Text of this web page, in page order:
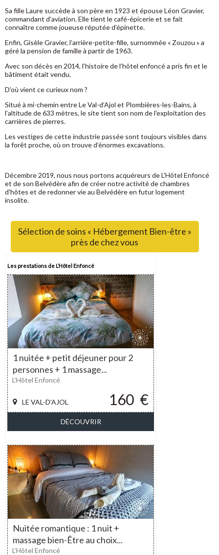
Sa fille Laure succède à son père en 1923 et épouse Léon Gravier,
commandant d’aviation. Elle tient le café-épicerie et se fait
connaître comme joueuse réputée d’épinette.
Enfin, Gisèle Gravier, l’arrière-petite-fille, surnommée « Zouzou » a
géré la pension de famille à partir de 1963.
Avec son décès en 2014, l’histoire de l’hôtel enfoncé a pris fin et le
bâtiment était vendu.
D’où vient ce curieux nom ?
Situé à mi-chemin entre Le Val-d’Ajol et Plombières-les-Bains, à
l’altitude de 633 mètres, le site tient son nom de l’exploitation des
carrières de pierres.
Les vestiges de cette industrie passée sont toujours visibles dans
la forêt proche, où on trouve d’énormes excavations.
Décembre 2019, nous nous portons acquéreurs de L'Hôtel Enfoncé
et de son Belvédère afin de créer notre activité de chambres
d'hôtes et de redonner vie au Belvédère en futur logement
insolite.
Sélection de soins « Hébergement Bien-être »
près de chez vous
Les prestations de L’Hôtel Enfoncé
1 nuitée + petit déjeuner pour 2
personnes + 1 massage...
160 €
LE VAL-D'AJOL
L’Hôtel Enfoncé
DÉCOUVRIR
Nuitée romantique : 1 nuit +
massage bien-Être au choix...
L’Hôtel Enfoncé